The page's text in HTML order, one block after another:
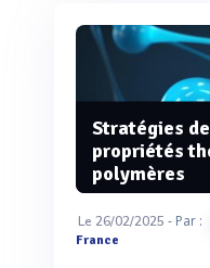
Stratégies
propriétés
polymères
Le 26/02/2025 - Par :
France